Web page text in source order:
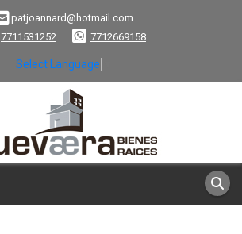
patjoannard@hotmail.com
7711531252
7712669158
Select Language